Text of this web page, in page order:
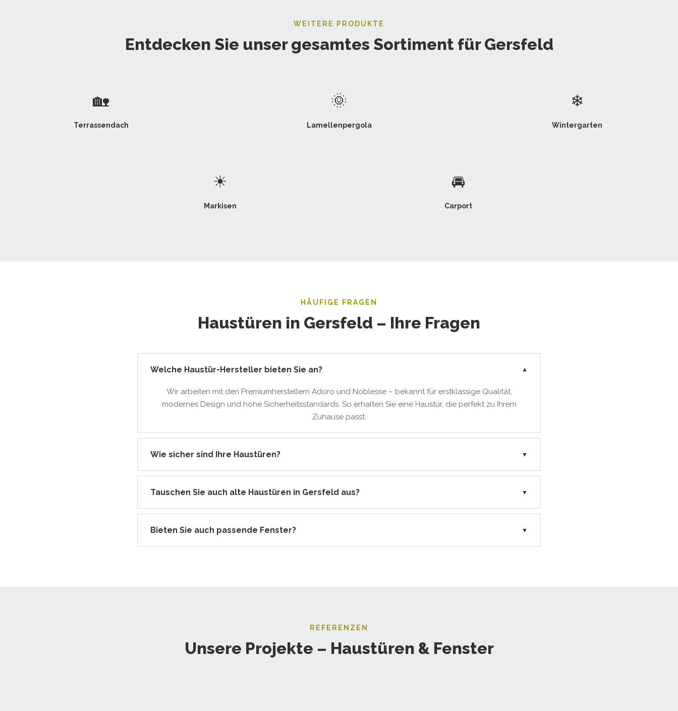
WEITERE PRODUKTE
Entdecken Sie unser gesamtes Sortiment für Gersfeld
🏡
Terrassendach
🌞
Lamellenpergola
❄
Wintergarten
☀
Markisen
🚘
Carport
HÄUFIGE FRAGEN
Haustüren in Gersfeld – Ihre Fragen
Welche Haustür-Hersteller bieten Sie an? ▼
Wir arbeiten mit den Premiumherstellern Adoro und Noblesse – bekannt für erstklassige Qualität,
modernes Design und hohe Sicherheitsstandards. So erhalten Sie eine Haustür, die perfekt zu Ihrem
Zuhause passt.
Wie sicher sind Ihre Haustüren? ▼
Tauschen Sie auch alte Haustüren in Gersfeld aus? ▼
Bieten Sie auch passende Fenster? ▼
REFERENZEN
Unsere Projekte – Haustüren & Fenster